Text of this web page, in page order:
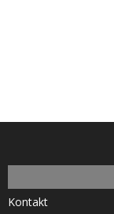
Kontakt